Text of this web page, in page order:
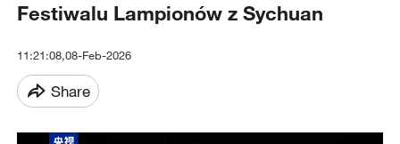
Festiwalu Lampionów z Sychuan
11:21:08,08-Feb-2026
Share